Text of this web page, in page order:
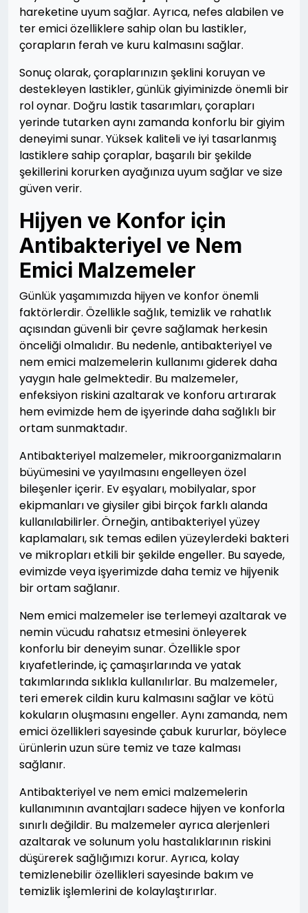
hareketine uyum sağlar. Ayrıca, nefes alabilen ve
ter emici özelliklere sahip olan bu lastikler,
çorapların ferah ve kuru kalmasını sağlar.
Sonuç olarak, çoraplarınızın şeklini koruyan ve
destekleyen lastikler, günlük giyiminizde önemli bir
rol oynar. Doğru lastik tasarımları, çorapları
yerinde tutarken aynı zamanda konforlu bir giyim
deneyimi sunar. Yüksek kaliteli ve iyi tasarlanmış
lastiklere sahip çoraplar, başarılı bir şekilde
şekillerini korurken ayağınıza uyum sağlar ve size
güven verir.
Hijyen ve Konfor için
Antibakteriyel ve Nem
Emici Malzemeler
Günlük yaşamımızda hijyen ve konfor önemli
faktörlerdir. Özellikle sağlık, temizlik ve rahatlık
açısından güvenli bir çevre sağlamak herkesin
önceliği olmalıdır. Bu nedenle, antibakteriyel ve
nem emici malzemelerin kullanımı giderek daha
yaygın hale gelmektedir. Bu malzemeler,
enfeksiyon riskini azaltarak ve konforu artırarak
hem evimizde hem de işyerinde daha sağlıklı bir
ortam sunmaktadır.
Antibakteriyel malzemeler, mikroorganizmaların
büyümesini ve yayılmasını engelleyen özel
bileşenler içerir. Ev eşyaları, mobilyalar, spor
ekipmanları ve giysiler gibi birçok farklı alanda
kullanılabilirler. Örneğin, antibakteriyel yüzey
kaplamaları, sık temas edilen yüzeylerdeki bakteri
ve mikropları etkili bir şekilde engeller. Bu sayede,
evimizde veya işyerimizde daha temiz ve hijyenik
bir ortam sağlanır.
Nem emici malzemeler ise terlemeyi azaltarak ve
nemin vücudu rahatsız etmesini önleyerek
konforlu bir deneyim sunar. Özellikle spor
kıyafetlerinde, iç çamaşırlarında ve yatak
takımlarında sıklıkla kullanılırlar. Bu malzemeler,
teri emerek cildin kuru kalmasını sağlar ve kötü
kokuların oluşmasını engeller. Aynı zamanda, nem
emici özellikleri sayesinde çabuk kururlar, böylece
ürünlerin uzun süre temiz ve taze kalması
sağlanır.
Antibakteriyel ve nem emici malzemelerin
kullanımının avantajları sadece hijyen ve konforla
sınırlı değildir. Bu malzemeler ayrıca alerjenleri
azaltarak ve solunum yolu hastalıklarının riskini
düşürerek sağlığımızı korur. Ayrıca, kolay
temizlenebilir özellikleri sayesinde bakım ve
temizlik işlemlerini de kolaylaştırırlar.